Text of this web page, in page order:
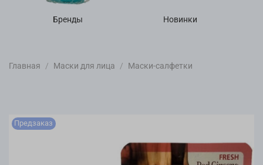
Бренды Новинки
Главная Маски для лица Маски-салфетки
Предзаказ